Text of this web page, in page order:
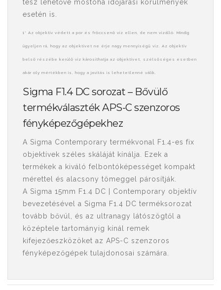
tesz lehetővé mostoha időjárási körülmények
esetén is.
1* Az objektív védett a por és fröccsenő víz ellen, de nem vízálló. Mindig
ügyeljen rá, hogy az objektívet ne érje nagy mennyiségű víz. Az objektív
belső részébe kerülő víz károsíthatja az objektívet, szélsőséges esetben
akár oly mértékben is, hogy a javítás is lehetetlenné válik.
Sigma F1.4 DC sorozat – Bővülő
termékválaszték APS-C szenzoros
fényképezőgépekhez
A Sigma Contemporary termékvonal F1.4-es fix
objektívek széles skáláját kínálja. Ezek a
termékek a kiváló felbontóképességet kompakt
mérettel és alacsony tömeggel párosítják.
A Sigma 15mm F1.4 DC | Contemporary objektív
bevezetésével a Sigma F1.4 DC terméksorozat
tovább bővül, és az ultranagy látószögtől a
középtele tartományig kínál remek
kifejezőeszközöket az APS-C szenzoros
fényképezőgépek tulajdonosai számára.